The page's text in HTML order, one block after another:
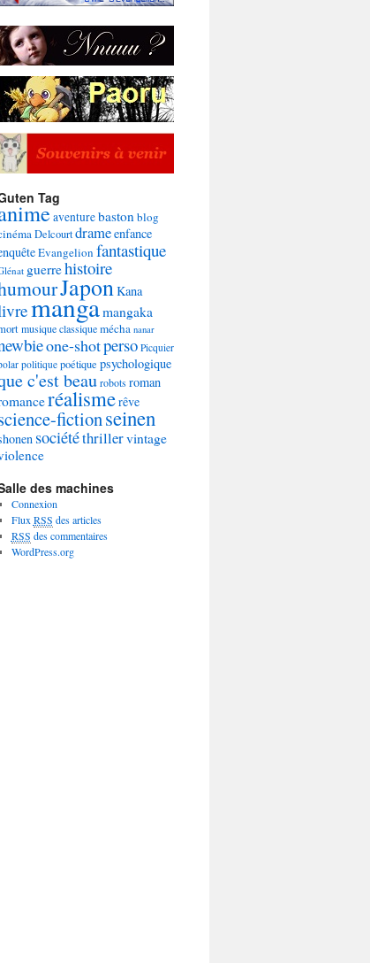
Tag
aventurebaston blog
Delcourtdrameenfance
Evangelion fantastique
guerrehistoire
Japon Kana
mangamangaka
musique classiquemécha nanar
one-shotperso Picquier
politique poétique psychologique
c'est beaurobotsroman
réalismerêve
fictionseinen
sociététhrillervintage
des machines
Connexion
Flux RSS des articles
RSS des commentaires
WordPress.org